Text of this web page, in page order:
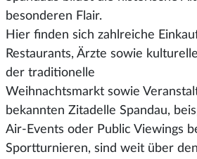
besonderen Flair.
Hier finden sich zahlreiche
Restaurants, Ärzte sowie
der traditionelle
Weihnachtsmarkt sowie
bekannten Zitadelle Spandau,
Air-Events oder Public Viewings
Sportturnieren, sind weit über